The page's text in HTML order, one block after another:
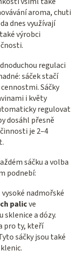
aroma, chuti
dnes využívají
výrobci
regulaci
sáček stačí
Sáčky
i květy
regulovat
dosáhl přesně
je 2–4
sáčku a volba
podnebí:
nadmořské
palicve
sklenice a dózy.
pro ty, kteří
sáčky jsou také